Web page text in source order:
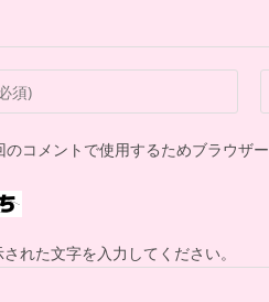
のコメントで使用するためブラウザ
れた文字を入力してください。